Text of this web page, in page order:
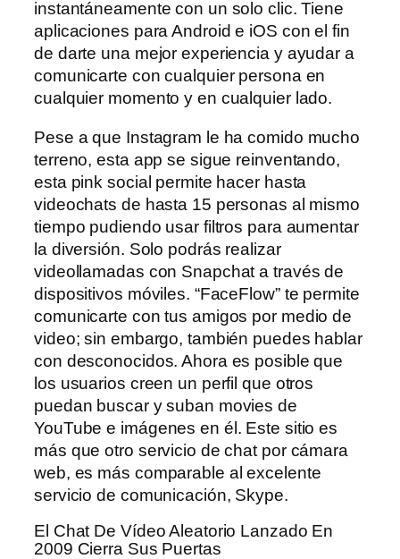
instantáneamente con un solo clic. Tiene
aplicaciones para Android e iOS con el fin
de darte una mejor experiencia y ayudar a
comunicarte con cualquier persona en
cualquier momento y en cualquier lado.
Pese a que Instagram le ha comido mucho
terreno, esta app se sigue reinventando,
esta pink social permite hacer hasta
videochats de hasta 15 personas al mismo
tiempo pudiendo usar filtros para aumentar
la diversión. Solo podrás realizar
videollamadas con Snapchat a través de
dispositivos móviles. “FaceFlow” te permite
comunicarte con tus amigos por medio de
video; sin embargo, también puedes hablar
con desconocidos. Ahora es posible que
los usuarios creen un perfil que otros
puedan buscar y suban movies de
YouTube e imágenes en él. Este sitio es
más que otro servicio de chat por cámara
web, es más comparable al excelente
servicio de comunicación, Skype.
El Chat De Vídeo Aleatorio Lanzado En
2009 Cierra Sus Puertas